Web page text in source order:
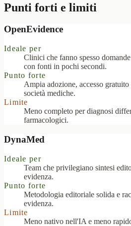
Punti forti e limiti
OpenEvidence
Ideale per
Clinici che fanno spesso
con fonti in pochi secondi.
Punto forte
Ampia adozione, accesso
società mediche.
Limite
Meno completo per diagnosi
farmacologici.
DynaMed
Ideale per
Team che privilegiano sintesi
evidenza.
Punto forte
Metodologia editoriale solida e
evidenza.
Limite
Meno nativo nell'IA e meno